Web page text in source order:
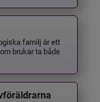
familj är ett
brukar ta både